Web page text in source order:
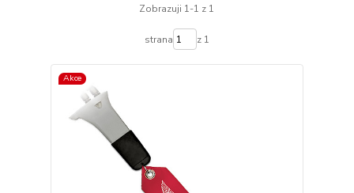
Zobrazuji 1-1 z 1
strana z 1
Akce